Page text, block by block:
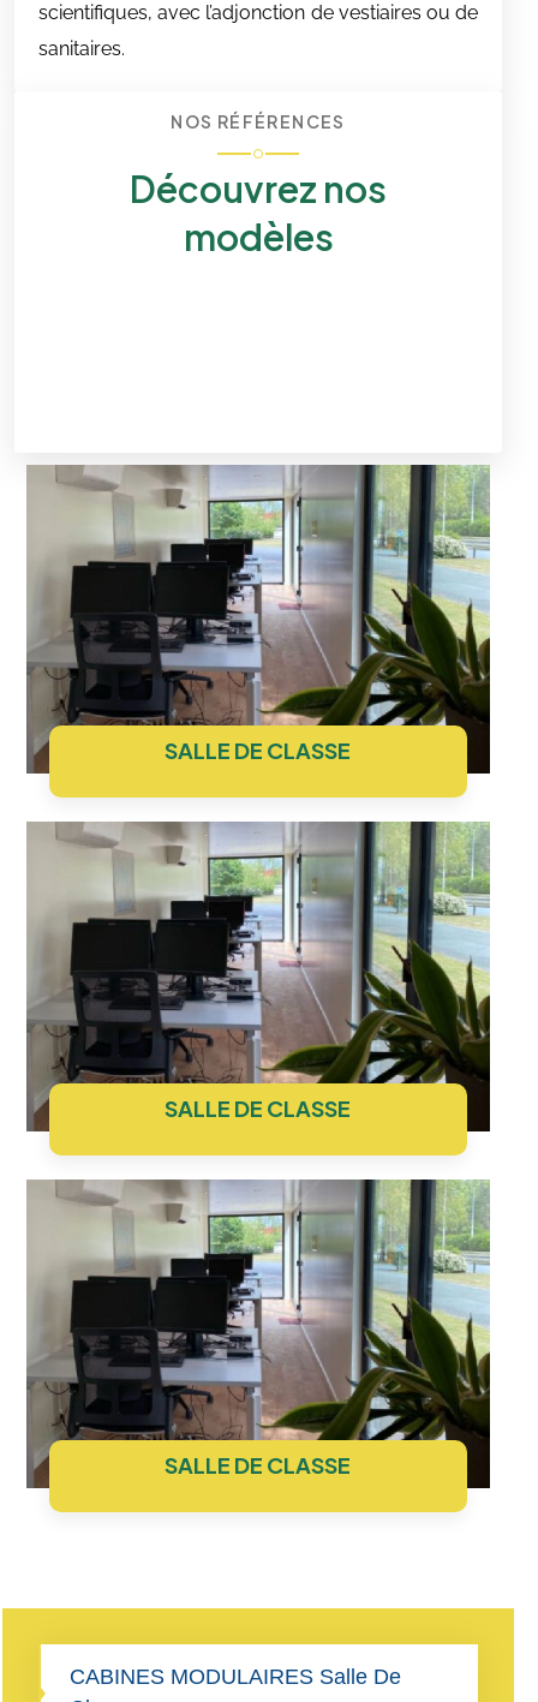
scientifiques, avec l’adjonction de vestiaires ou de
sanitaires.
NOS RÉFÉRENCES
Découvrez nos
modèles
SALLE DE CLASSE
SALLE DE CLASSE
SALLE DE CLASSE
CABINES MODULAIRES Salle De